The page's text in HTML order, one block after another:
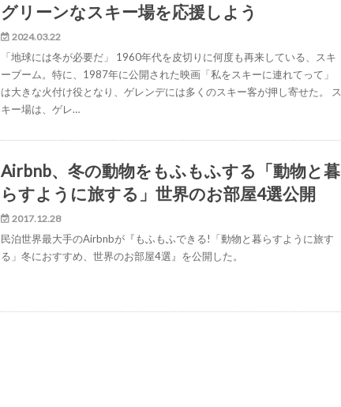
グリーンなスキー場を応援しよう
2024.03.22
「地球には冬が必要だ」 1960年代を皮切りに何度も再来している、スキ
ーブーム。特に、1987年に公開された映画「私をスキーに連れてって」
は大きな火付け役となり、ゲレンデには多くのスキー客が押し寄せた。 ス
キー場は、ゲレ…
Airbnb、冬の動物をもふもふする「動物と暮
らすように旅する」世界のお部屋4選公開
2017.12.28
民泊世界最大手のAirbnbが『もふもふできる!「動物と暮らすように旅す
る」冬におすすめ、世界のお部屋4選』を公開した。